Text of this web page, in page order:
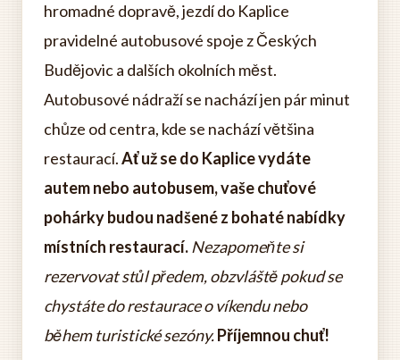
hromadné dopravě, jezdí do Kaplice
pravidelné autobusové spoje z Českých
Budějovic a dalších okolních měst.
Autobusové nádraží se nachází jen pár minut
chůze od centra, kde se nachází většina
restaurací.Ať už se do Kaplice vydáte
autem nebo autobusem, vaše chuťové
pohárky budou nadšené z bohaté nabídky
místních restaurací. Nezapomeňte si
rezervovat stůl předem, obzvláště pokud se
chystáte do restaurace o víkendu nebo
během turistické sezóny.Příjemnou chuť!